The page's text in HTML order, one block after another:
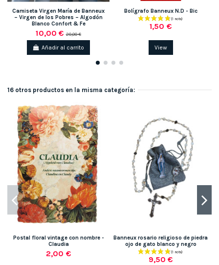
Camiseta Virgen María de Banneux
– Virgen de los Pobres – Algodón
Blanco Confort & Fe
10,00 €20,00 €
Añadir al carrito
Bolígrafo Banneux N.D - Bic
1,50 €
View
16 otros productos en la misma categoría:
Postal floral vintage con nombre -
Claudia
2,00 €
Banneux rosario religioso de piedra
ojo de gato blanco y negro
9,50 €